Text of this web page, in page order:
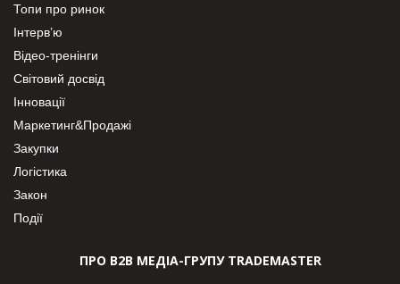
Топи про ринок
Інтерв’ю
Відео-тренінги
Світовий досвід
Інновації
Маркетинг&Продажі
Закупки
Логістика
Закон
Події
ПРО В2В МЕДІА-ГРУПУ TRADEMASTER